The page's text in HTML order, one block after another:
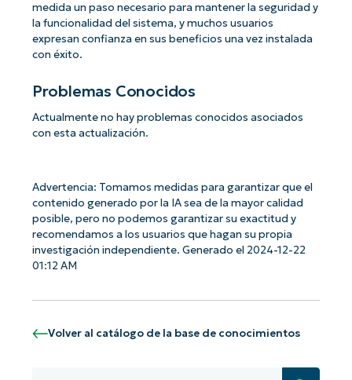
medida un paso necesario para mantener la seguridad y
la funcionalidad del sistema, y muchos usuarios
expresan confianza en sus beneficios una vez instalada
con éxito.
Problemas Conocidos
Actualmente no hay problemas conocidos asociados
con esta actualización.
Advertencia: Tomamos medidas para garantizar que el
contenido generado por la IA sea de la mayor calidad
posible, pero no podemos garantizar su exactitud y
recomendamos a los usuarios que hagan su propia
investigación independiente. Generado el 2024-12-22
01:12 AM
Volver al catálogo de la base de conocimientos
¡Empiece con los análisis de KB